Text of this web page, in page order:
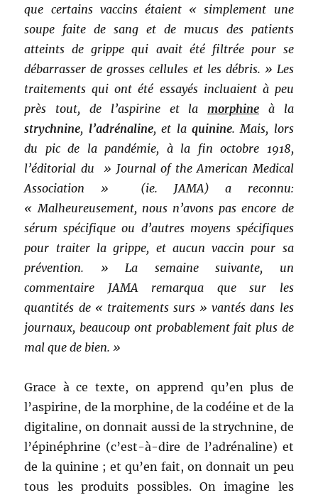
que certains vaccins étaient « simplement une
soupe faite de sang et de mucus des patients
atteints de grippe qui avait été filtrée pour se
débarrasser de grosses cellules et les débris. » Les
traitements qui ont été essayés incluaient à peu
près tout, de l’aspirine et lamorphine à la
strychnine, l’adrénaline, et la quinine. Mais, lors
du pic de la pandémie, à la fin octobre 1918,
l’éditorial du » Journal of the American Medical
Association » (ie. JAMA) a reconnu:
« Malheureusement, nous n’avons pas encore de
sérum spécifique ou d’autres moyens spécifiques
pour traiter la grippe, et aucun vaccin pour sa
prévention. » La semaine suivante, un
commentaire JAMA remarqua que sur les
quantités de « traitements surs » vantés dans les
journaux, beaucoup ont probablement fait plus de
mal que de bien. »
Grace à ce texte, on apprend qu’en plus de
l’aspirine, de la morphine, de la codéine et de la
digitaline, on donnait aussi de la strychnine, de
l’épinéphrine (c’est-à-dire de l’adrénaline) et
de la quinine ; et qu’en fait, on donnait un peu
tous les produits possibles. On imagine les